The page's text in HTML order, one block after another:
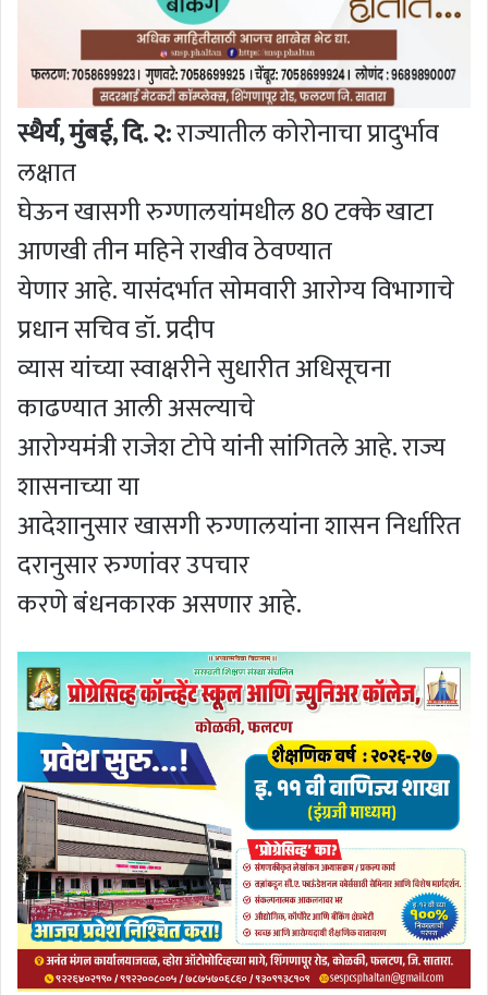
स्थैर्य, मुंबई, दि. २:राज्यातील कोरोनाचा प्रादुर्भाव
लक्षात
घेऊन खासगी रुग्णालयांमधील 80 टक्के खाटा
आणखी तीन महिने राखीव ठेवण्यात
येणार आहे. यासंदर्भात सोमवारी आरोग्य विभागाचे
प्रधान सचिव डॉ. प्रदीप
व्यास यांच्या स्वाक्षरीने सुधारीत अधिसूचना
काढण्यात आली असल्याचे
आरोग्यमंत्री राजेश टोपे यांनी सांगितले आहे. राज्य
शासनाच्या या
आदेशानुसार खासगी रुग्णालयांना शासन निर्धारित
दरानुसार रुग्णांवर उपचार
करणे बंधनकारक असणार आहे.